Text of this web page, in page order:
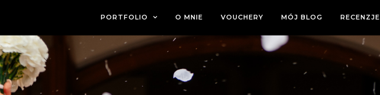
PORTFOLIO O MNIE VOUCHERY MÓJ BLOG RECENZJE